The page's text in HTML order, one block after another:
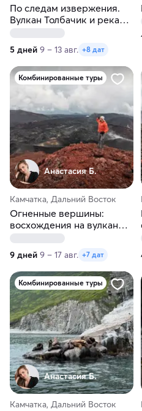
По следам извержения.
Вулкан Толбачик и река
5 дней 9 – 13 авг. +8 дат
Комбинированные туры
Анастасия Б.
Камчатка, Дальний Восток
Огненные вершины:
восхождения на вулканы
9 дней 9 – 17 авг. +7 дат
Комбинированные туры
Анастасия Б.
Камчатка, Дальний Восток